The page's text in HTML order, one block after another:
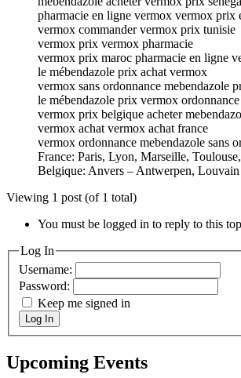
pharmacie en ligne vermox vermox prix
vermox commander vermox prix tunisie
vermox prix vermox pharmacie
vermox prix maroc pharmacie en ligne
le mébendazole prix achat vermox
vermox sans ordonnance mebendazole
le mébendazole prix vermox
vermox prix belgique acheter
vermox achat vermox achat france
vermox ordonnance mebendazole sans
France: Paris, Lyon, Marseille,
Belgique: Anvers – Antwerpen,
Viewing 1 post (of 1 total)
You must be logged in to reply to this
Log In
Username:
Password:
Keep me signed in
Log In
Upcoming Events